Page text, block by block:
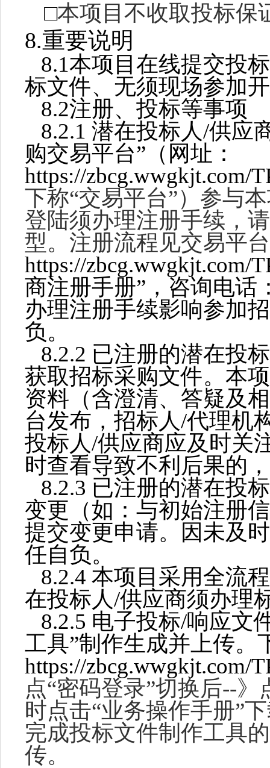
□本项目不收取投标保
8.重要说明
8.1本项目在线提交投
标文件、无须现场参加
8.2注册、 投标等事项
8.2.1 潜在投标人/供应
购交易平台”（网址：
https://zbcg.wwgkjt.com/
下称“交易平台”）参与
登陆须办理注册手续，
型。注册流程见交易平
https://zbcg.wwgkjt.com/
商注册手册”，咨询电话
办理注册手续影响参加
负。
8.2.2 已注册的潜在投
获取招标采购文件。本
资料（含澄清、答疑及
台发布，招标人/代理机
投标人/供应商应及时关
时查看导致不利后果的
8.2.3 已注册的潜在投
变更（如：与初始注册
提交变更申请。因未及
任自负。
8.2.4 本项目采用全流
在投标人/供应商须办理
8.2.5 电子投标/响应文
工具”制作生成并上传。
https://zbcg.wwgkjt.com/
点“密码登录”切换后--
时点击“业务操作手册”
完成投标文件制作工具
传。